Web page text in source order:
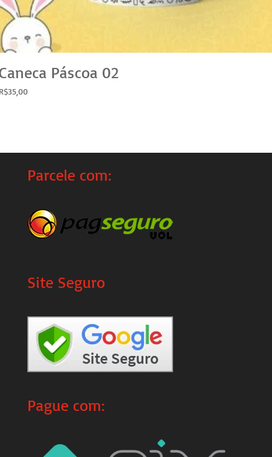
Páscoa 02
35,00
Parcele com:
Site Seguro
Pague com: